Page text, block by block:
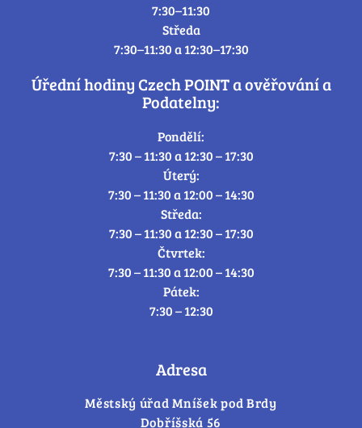
7:30–11:30
Středa
7:30–11:30 a 12:30–17:30
Úřední hodiny Czech POINT a ověřování a
Podatelny:
Pondělí:
7:30 – 11:30 a 12:30 – 17:30
Úterý:
7:30 – 11:30 a 12:00 – 14:30
Středa:
7:30 – 11:30 a 12:30 – 17:30
Čtvrtek:
7:30 – 11:30 a 12:00 – 14:30
Pátek:
7:30 – 12:30
Adresa
Městský úřad Mníšek pod Brdy
Dobříšská 56